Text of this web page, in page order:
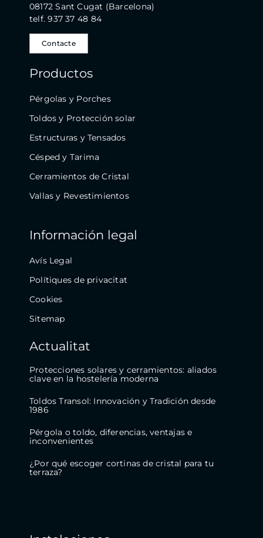
08172 Sant Cugat (Barcelona)
telf. 937 37 48 84
Contacte
Productos
Pérgolas y Porches
Toldos y Protección solar
Estructuras y Tensados
Césped y Tarima
Cerramientos de Cristal
Vallas y Revestimientos
Información legal
Avís Legal
Polítiques de privacitat
Cookies
Sitemap
Actualitat
Protecciones solares y cerramientos: aliados
clave en la hostelería moderna
Toldos Transol: Innovación y Tradición desde
1986
Pérgola o toldo, diferencias, ventajas e
inconvenientes
¿Por qué escoger cortinas de cristal para tu
terraza?